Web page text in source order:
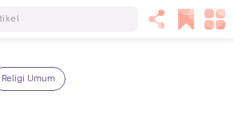
Selanjutnya
Religi Umum